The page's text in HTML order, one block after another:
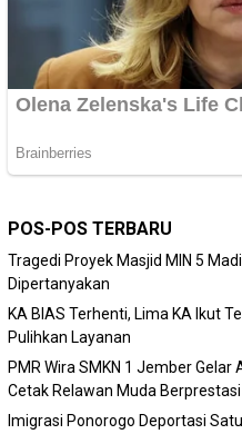
POS-POS TERBARU
Tragedi Proyek Masjid MIN 5
Dipertanyakan
KA BIAS Terhenti, Lima KA Ikut
Pulihkan Layanan
PMR Wira SMKN 1 Jember Gelar
Cetak Relawan Muda Berprestasi
Imigrasi Ponorogo Deportasi